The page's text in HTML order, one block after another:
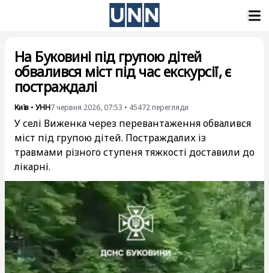
На Буковині під групою дітей
обвалився міст під час екскурсії, є
постраждалі
Київ • УНН7 червня 2026, 07:53 • 45472 перегляди
У селі Виженка через перевантаження обвалився
міст під групою дітей. Постраждалих із
травмами різного ступеня тяжкості доставили до
лікарні.